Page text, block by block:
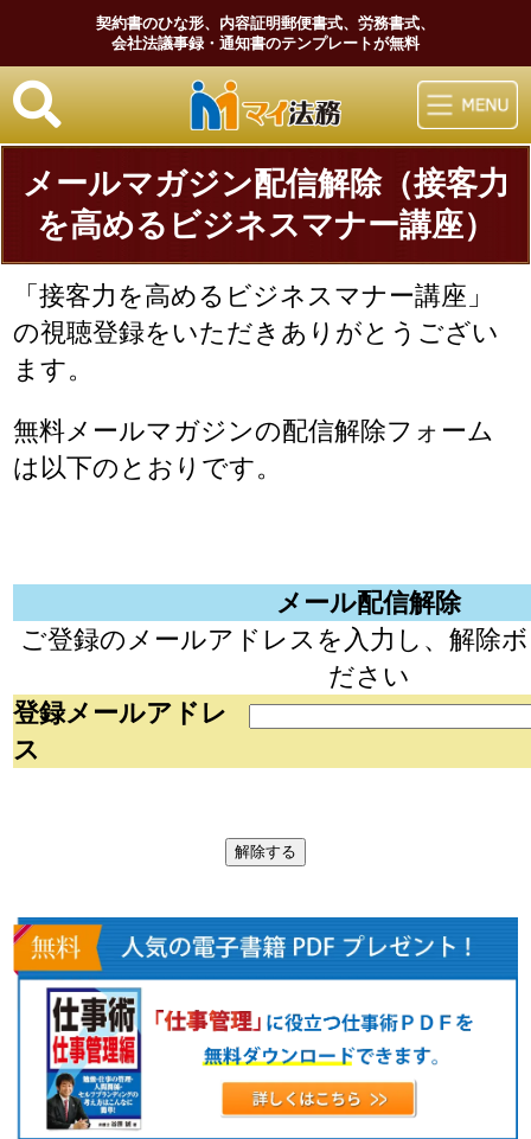
契約書のひな形、内容証明郵便書式、労務書式、
会社法議事録・通知書のテンプレートが無料
マイ法務
メールマガジン配信解除（接客力
を高めるビジネスマナー講座）
「接客力を高めるビジネスマナー講座」
の視聴登録をいただきありがとうござい
ます。
無料メールマガジンの配信解除フォーム
は以下のとおりです。
メール配信解除
ご登録のメールアドレスを入力し、解除
ださい
登録メールアドレ
ス